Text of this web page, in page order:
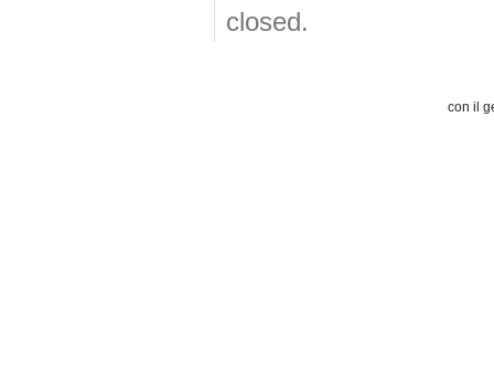
closed.
con il